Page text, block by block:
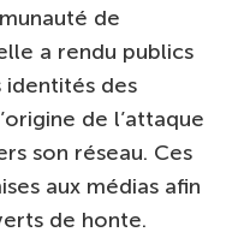
de
a rendu publics
identités des
de l’attaque
son réseau. Ces
aux médias afin
de honte.